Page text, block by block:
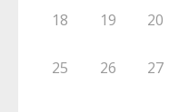
18 19 20
25 26 27